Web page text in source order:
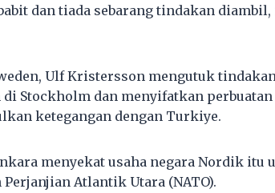
dan tiada sebarang tindakan
Ulf Kristersson mengutuk
di Stockholm dan menyifatkan
ketegangan dengan Turkiye.
menyekat usaha negara Nordik itu
Atlantik Utara (NATO).